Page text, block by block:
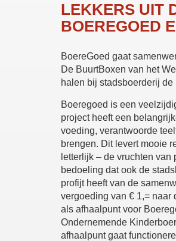
LEKKERS UIT
BOEREGOED
BoereGoed gaat
De BuurtBoxen van het
halen bij stadsboerderij
Boeregoed is een
project heeft een
voeding, verantwoorde
brengen. Dit levert mooie
letterlijk – de vruchten
bedoeling dat ook de
profijt heeft van de
vergoeding van € 1,= naar
als afhaalpunt voor
Ondernemende
afhaalpunt gaat